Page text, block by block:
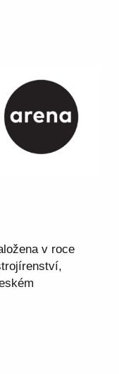
v roce